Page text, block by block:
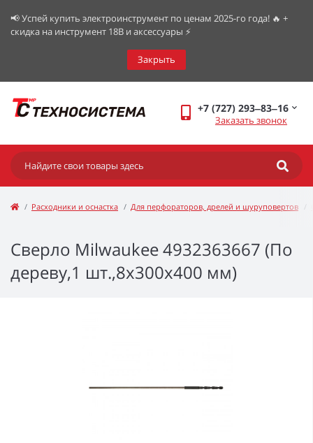
📢 Успей купить электроинструмент по ценам 2025-го года! 🔥 +
скидка на инструмент 18В и аксессуары ⚡️
Закрыть
+7 (727) 293‒83‒16
Заказать звонок
Расходники и оснастка Для перфораторов, дрелей и шуруповертов
Сверло Milwaukee 4932363667 (По
дереву,1 шт.,8х300х400 мм)